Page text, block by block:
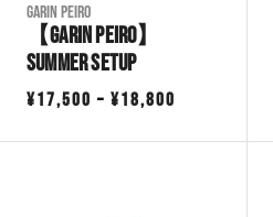
Garin Peiro
【GARIN PEIRO】
Summer Setup
¥17,500 – ¥18,800